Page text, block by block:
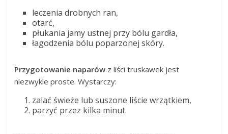
leczenia drobnych ran,
otarć,
płukania jamy ustnej przy bólu gardła,
łagodzenia bólu poparzonej skóry.
Przygotowanie naparów z liści truskawek jest
niezwykle proste. Wystarczy:
zalać świeże lub suszone liście wrzątkiem,
parzyć przez kilka minut.